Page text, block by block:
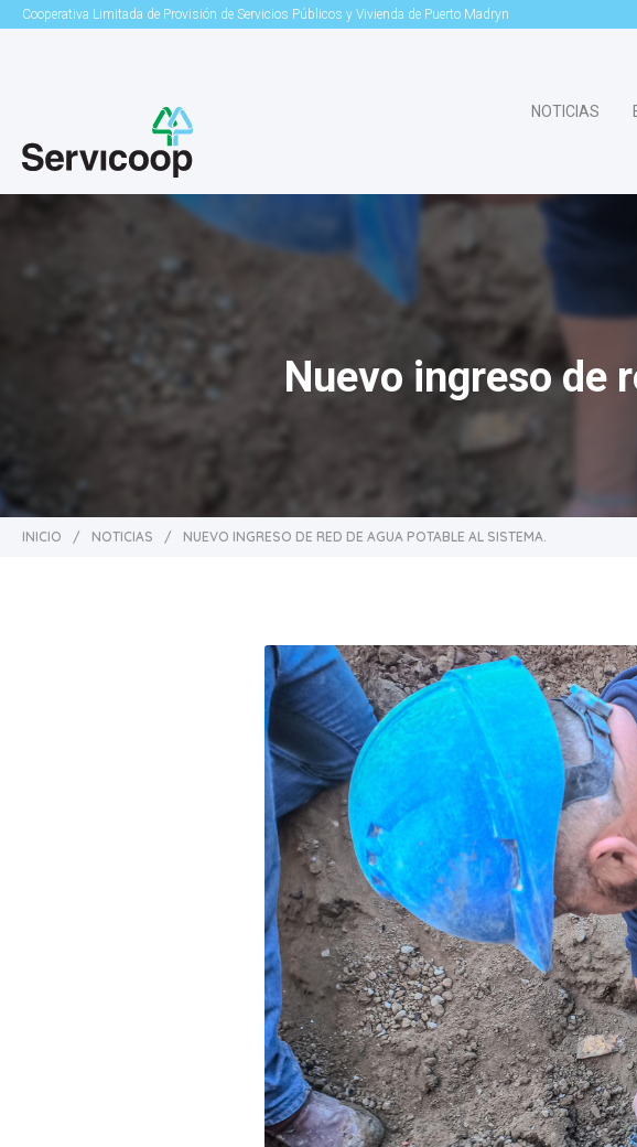
Cooperativa Limitada de Provisión de Servicios Públicos y Vivienda de Puerto Madryn
NOTICIAS
Nuevo ingreso de
INICIO / NOTICIAS / NUEVO INGRESO DE RED DE AGUA POTABLE AL SISTEMA.